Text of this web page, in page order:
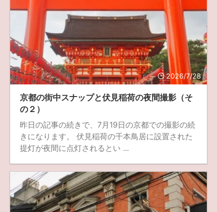
タグクラウド
Canon craft EM5II EOS Kiss X4 EOS R10
fujifilm game GR III hobby info
iPhone K-1 Leica LENS LUMIX G100
LUMIX GF9 LUMIX L10 LUMIX S1 LUMIX S9
M(Typ240) minolta MX nikki Nikon
OLYMPUS om-1 II OM-3
osmo osmo action3 panasonic pc
PEN E-P7 PENTAX photo Pocket 3 PS5
psobb ricoh SIGMA SONY sound
2026/7/28
京都の街中スナップと伏見稲荷の夜間撮影（そ
の２）
昨日の記事の続きで、7月19日の京都での撮影の続
きになります。 伏見稲荷の千本鳥居に設置された
提灯が夜間に点灯されるとい ...